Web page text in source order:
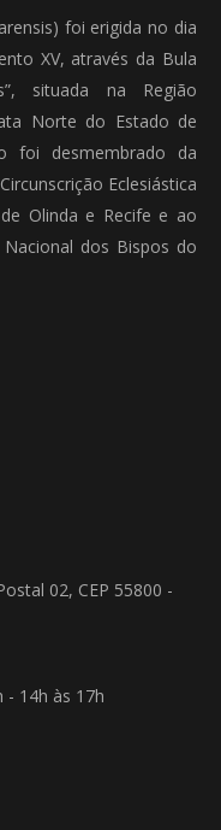
foi erigida no dia
XV, através da Bula
situada na Região
Norte do Estado de
foi desmembrado da
Eclesiástica
Olinda e Recife e ao
dos Bispos do
02, CEP 55800 -
- 14h às 17h